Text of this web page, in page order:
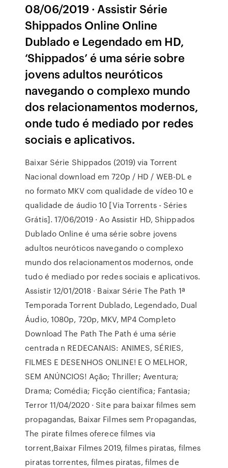
08/06/2019 · Assistir Série
Shippados Online Online
Dublado e Legendado em HD,
‘Shippados’ é uma série sobre
jovens adultos neuróticos
navegando o complexo mundo
dos relacionamentos modernos,
onde tudo é mediado por redes
sociais e aplicativos.
Baixar Série Shippados (2019) via Torrent
Nacional download em 720p / HD / WEB-DL e
no formato MKV com qualidade de vídeo 10 e
qualidade de áudio 10 [Via Torrents - Séries
Grátis]. 17/06/2019 · Ao Assistir HD, Shippados
Dublado Online é uma série sobre jovens
adultos neuróticos navegando o complexo
mundo dos relacionamentos modernos, onde
tudo é mediado por redes sociais e aplicativos.
Assistir 12/01/2018 · Baixar Série The Path 1ª
Temporada Torrent Dublado, Legendado, Dual
Áudio, 1080p, 720p, MKV, MP4 Completo
Download The Path The Path é uma série
centrada n REDECANAIS: ANIMES, SÉRIES,
FILMES E DESENHOS ONLINE! E O MELHOR,
SEM ANÚNCIOS! Ação; Thriller; Aventura;
Drama; Comédia; Ficção científica; Fantasia;
Terror 11/04/2020 · Site para baixar filmes sem
propagandas, Baixar Filmes sem Propagandas,
The pirate filmes oferece filmes via
torrent,Baixar Filmes 2019, filmes piratas, filmes
piratas torrentes, filmes piratas, filmes de